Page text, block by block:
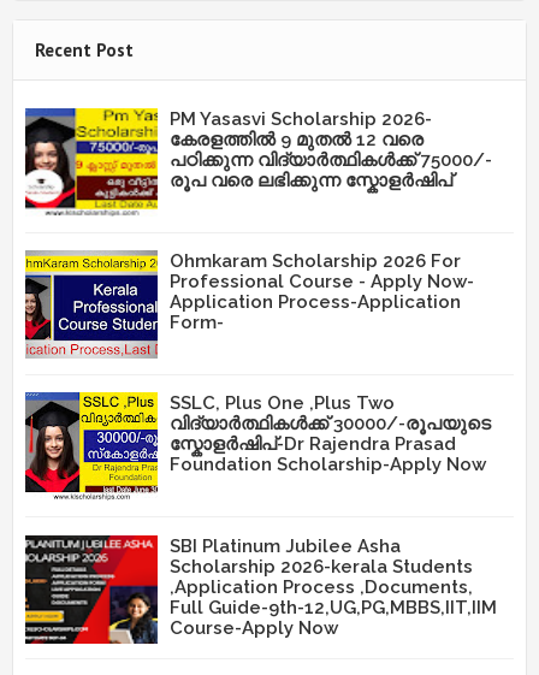
Recent Post
PM Yasasvi Scholarship 2026-
കേരളത്തിൽ 9 മുതൽ 12 വരെ
പഠിക്കുന്ന വിദ്യാർത്ഥികൾക്ക് 75000/-
രൂപ വരെ ലഭിക്കുന്ന സ്കോളർഷിപ്
Ohmkaram Scholarship 2026 For
Professional Course - Apply Now-
Application Process-Application
Form-
SSLC, Plus One ,Plus Two
വിദ്യാർത്ഥികൾക്ക് 30000/-രൂപയുടെ
സ്കോളർഷിപ്-Dr Rajendra Prasad
Foundation Scholarship-Apply Now
SBI Platinum Jubilee Asha
Scholarship 2026-kerala Students
,Application Process ,Documents,
Full Guide-9th-12,UG,PG,MBBS,IIT,IIM
Course-Apply Now